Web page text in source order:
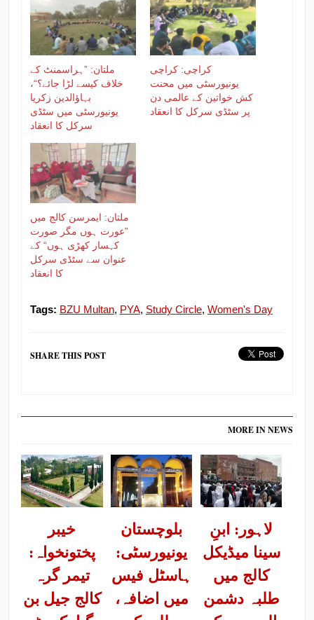
ملتان: ”ہراسمنٹ کے
خلاف کیسے لڑا جائے؟“،
بہاؤالدین زکریا
یونیورسٹی میں سٹڈی
سرکل کا انعقاد
کراچی: کراچی
یونیورسٹی میں محنت
کش خواتین کے عالمی دن
پر سٹڈی سرکل کا انعقاد
ملتان: ایمرسن کالج میں
”عورت ہوں مگر صورت
کہسار کھڑی ہوں“ کے
عنوان سے سٹڈی سرکل
کا انعقاد
Tags: BZU Multan, PYA, Study Circle, Women's Day
SHARE THIS POST
MORE IN NEWS
خیبر
پختونخواہ:
تیمر گرہ
کالج جیل بن
بلوچستان
یونیورسٹی:
ہاسٹل فیس
میں اضافہ،
لاہور: ابنِ
سینا میڈیکل
کالج میں
طلبہ دشمن